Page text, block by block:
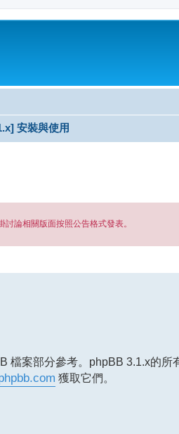
安裝與使用
論相關版面按照公告格式發表。
檔案部分參考。phpBB 3.1.x的所
獲取它們。